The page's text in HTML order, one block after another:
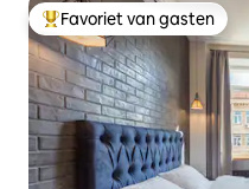
Topfavoriet van gasten
Favoriet van gasten